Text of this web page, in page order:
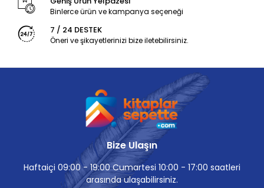
Binlerce ürün ve kampanya seçeneği
7 / 24 DESTEK
Öneri ve şikayetlerinizi bize iletebilirsiniz.
Bize Ulaşın
Haftaiçi 09:00 - 19:00 Cumartesi 10:00 - 17:00 saatleri
arasında ulaşabilirsiniz.